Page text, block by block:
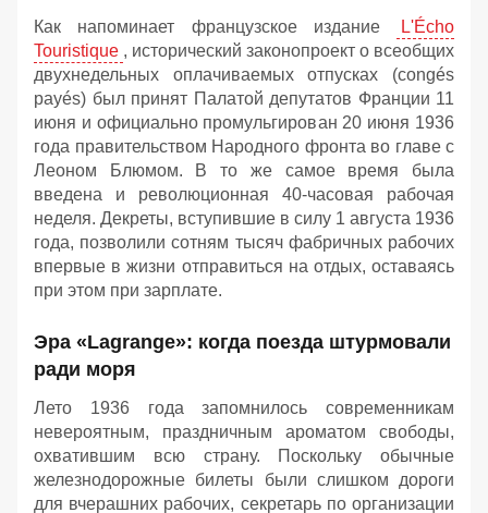
Как напоминает французское издание
L'Écho
Touristique , исторический законопроект о всеобщих
двухнедельных оплачиваемых отпусках (congés
payés) был принят Палатой депутатов Франции 11
июня и официально промульгирован 20 июня 1936
года правительством Народного фронта во главе с
Леоном Блюмом. В то же самое время была
введена и революционная 40-часовая рабочая
неделя. Декреты, вступившие в силу 1 августа 1936
года, позволили сотням тысяч фабричных рабочих
впервые в жизни отправиться на отдых, оставаясь
при этом при зарплате.
Эра «Lagrange»: когда поезда штурмовали
ради моря
Лето 1936 года запомнилось современникам
невероятным, праздничным ароматом свободы,
охватившим всю страну. Поскольку обычные
железнодорожные билеты были слишком дороги
для вчерашних рабочих, секретарь по организации